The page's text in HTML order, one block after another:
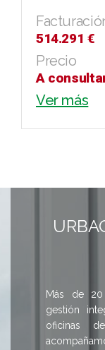
514.291 €
Precio
A
Ver más
Más de
gestión
oficinas